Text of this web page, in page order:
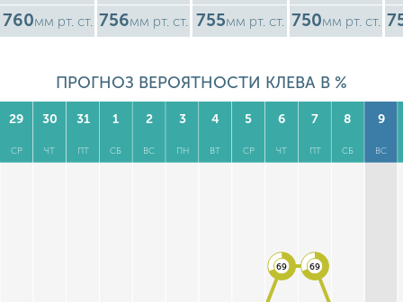
760мм рт. ст. 756мм рт. ст. 755мм рт. ст. 750мм рт. ст.
ПРОГНОЗ ВЕРОЯТНОСТИ КЛЕВА В %
29
СР
30
ЧТ
31
ПТ
1
СБ
2
ВС
3
ПН
4
ВТ
5
СР
6
ЧТ
7
ПТ
8
СБ
9
ВС
69 69